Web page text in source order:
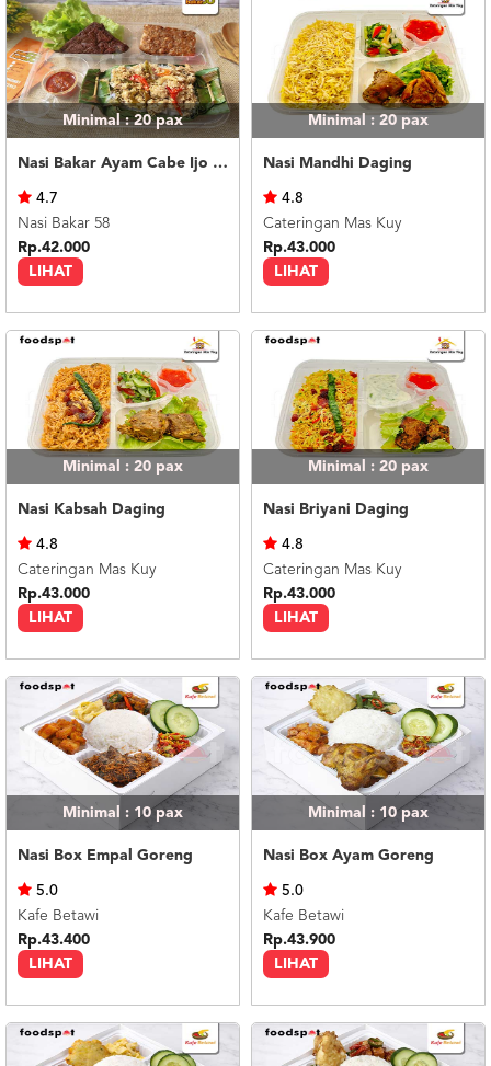
Minimal : 20pax
Nasi Bakar Ayam Cabe Ijo + Tahu Tempe
LIHAT
4.7
Nasi Bakar 58
Rp.42.000
Minimal : 20pax
Nasi Mandhi Daging
LIHAT
4.8
Cateringan Mas Kuy
Rp.43.000
Minimal : 20 pax
Nasi Kabsah Daging
LIHAT
4.8
Cateringan Mas Kuy
Rp.43.000
Minimal : 20 pax
Nasi Briyani Daging
LIHAT
4.8
Cateringan Mas Kuy
Rp.43.000
Minimal : 10 pax
Nasi Box Empal Goreng
LIHAT
5.0
Kafe Betawi
Rp.43.400
Minimal : 10pax
Nasi Box Ayam Goreng
LIHAT
5.0
Kafe Betawi
Rp.43.900